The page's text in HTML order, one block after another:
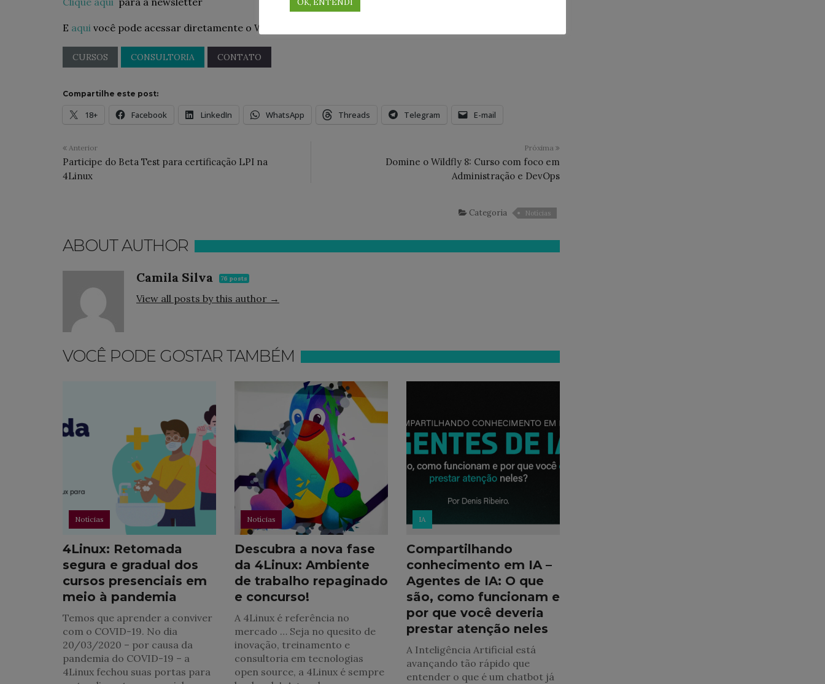
E aqui você pode acessar diretamente o Webinar (senha: ProductRoadmap2015)
CURSOS CONSULTORIA CONTATO
Compartilhe este post:
18+ Facebook LinkedIn WhatsApp Threads Telegram E-mail
Anterior
Participe do Beta Test para certificação LPI na
4Linux
Próxima
Domine o Wildfly 8: Curso com foco em
Administração e DevOps
Categoria Notícias
ABOUT AUTHOR
Camila Silva 76 posts
View all posts by this author →
VOCÊ PODE GOSTAR TAMBÉM
Notícias
4Linux: Retomada
segura e gradual dos
cursos presenciais em
meio à pandemia
Temos que aprender a conviver
com o COVID-19. No dia
20/03/2020 – por causa da
pandemia do COVID-19 – a
4Linux fechou suas portas para
Notícias
Descubra a nova fase
da 4Linux: Ambiente
de trabalho repaginado
e concurso!
A 4Linux é referência no
mercado … Seja no quesito de
inovação, treinamento e
consultoria em tecnologias
open source, a 4Linux é sempre
IA
Compartilhando
conhecimento em IA –
Agentes de IA: O que
são, como funcionam e
por que você deveria
prestar atenção neles
A Inteligência Artificial está
avançando tão rápido que
entender o que é um chatbot já
OK, ENTENDI